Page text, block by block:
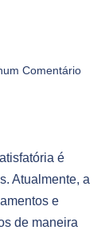
Comentário
é
Atualmente, a
e
de maneira